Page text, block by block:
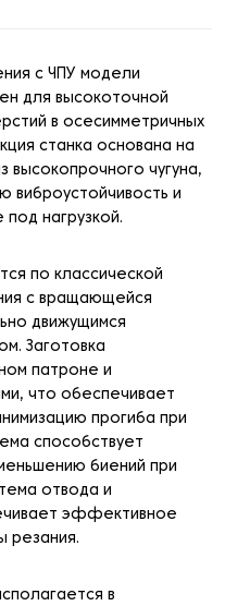
с ЧПУ модели
для высокоточной
в осесимметричных
станка основана на
высокопрочного чугуна,
виброустойчивость и
нагрузкой.
по классической
с вращающейся
движущимся
Заготовка
патроне и
что обеспечивает
прогиба при
способствует
биений при
отвода и
эффективное
резания.
в